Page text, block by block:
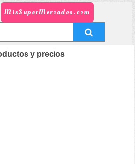
MisSuperMercados.com
y precios